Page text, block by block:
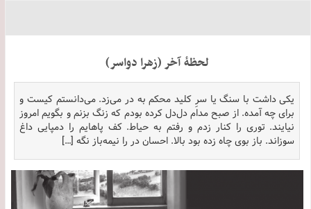
لحظۀ آخر (زهرا دواسر)
یکی داشت با سنگ یا سرِ کلید محکم به در می‌زد. می‌دانستم کیست و
برای چه آمده. از صبح مدام دل‌دل کرده بودم که زنگ بزنم و بگویم امروز
نیایند. توری را کنار زدم و رفتم به حیاط. کف پاهایم را دمپایی داغ
سوزاند. باز بوی چاه زده بود بالا. احسان در را نیمه‌باز نگه […]